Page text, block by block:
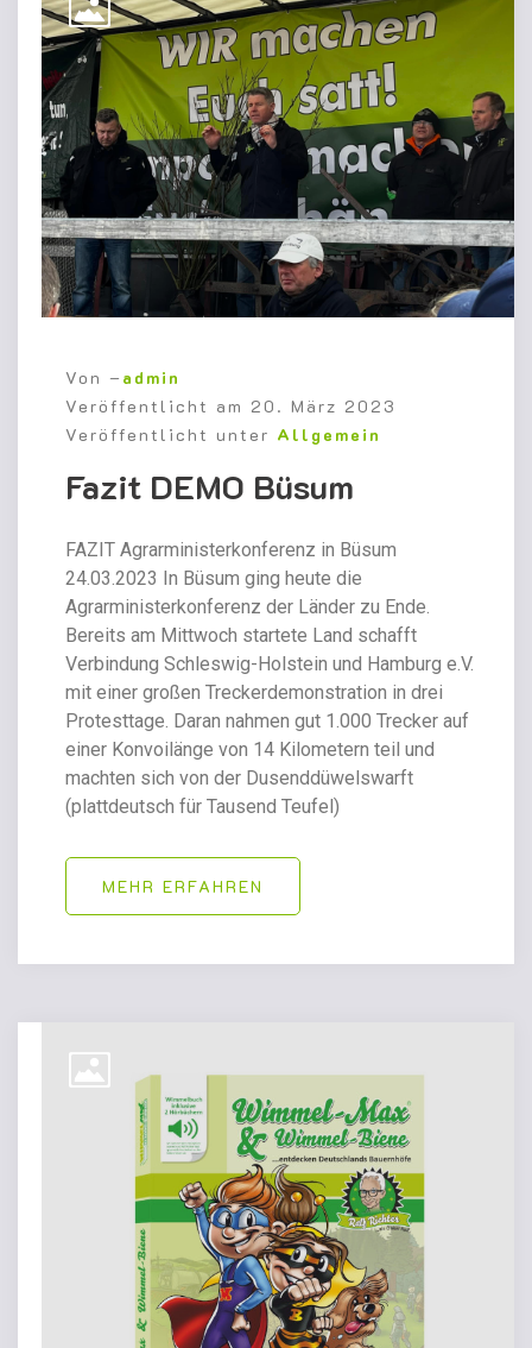
Von – admin
Veröffentlicht am 20. März 2023
Veröffentlicht unter Allgemein
Fazit DEMO Büsum
FAZIT Agrarministerkonferenz in Büsum
24.03.2023 In Büsum ging heute die
Agrarministerkonferenz der Länder zu Ende.
Bereits am Mittwoch startete Land schafft
Verbindung Schleswig-Holstein und Hamburg e.V.
mit einer großen Treckerdemonstration in drei
Protesttage. Daran nahmen gut 1.000 Trecker auf
einer Konvoilänge von 14 Kilometern teil und
machten sich von der Dusenddüwelswarft
(plattdeutsch für Tausend Teufel)
MEHR ERFAHREN